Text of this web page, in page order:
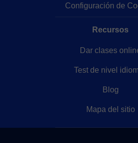
Configuración de
Recursos
Dar clases
Test de nivel
Blog
Mapa del sitio